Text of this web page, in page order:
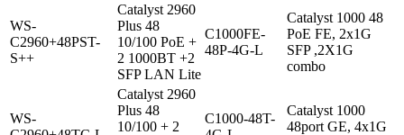
WS-
C2960+48PST-
S++
Catalyst 2960
Plus 48
10/100 PoE +
2 1000BT +2
SFP LAN Lite
C1000FE-
48P-4G-L
Catalyst 1000 48
PoE FE, 2x1G
SFP ,2X1G
combo
WS-
Catalyst 2960
Plus 48
10/100 + 2
C1000-48T-
Catalyst 1000
48port GE, 4x1G